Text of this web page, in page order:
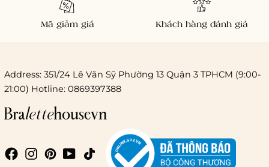
Chi phí giao hàng
Giao hàng trong ngày (hoả tốc)
Mã giảm giá Khách hàng đánh giá
Address: 351/24 Lê Văn Sỹ Phường 13 Quận 3 TPHCM (9:00-
21:00) Hotline: 0869397388